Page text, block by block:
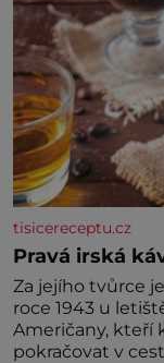
tisicereceptu.cz
Pravá irská
Za jejího tvůrce
roce 1943 u
Američany, kteří